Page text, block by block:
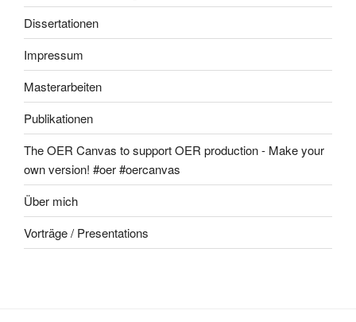
Dissertationen
Impressum
Masterarbeiten
Publikationen
The OER Canvas to support OER production - Make your
own version! #oer #oercanvas
Über mich
Vorträge / Presentations